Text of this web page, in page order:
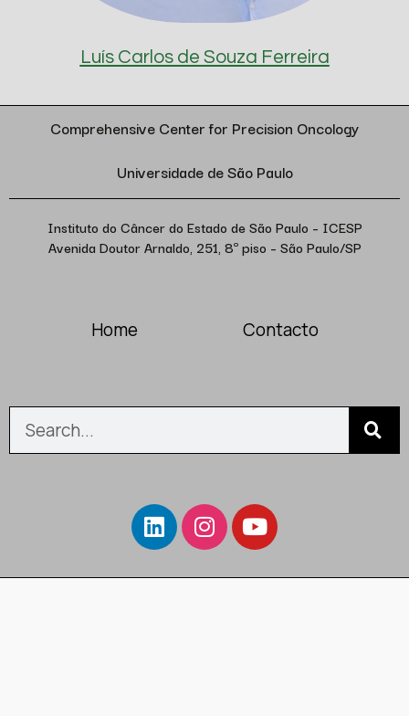
Luís Carlos de Souza Ferreira
Comprehensive Center for Precision Oncology
Universidade de São Paulo
Instituto do Câncer do Estado de São Paulo – ICESP
Avenida Doutor Arnaldo, 251, 8º piso – São Paulo/SP
Home Contacto